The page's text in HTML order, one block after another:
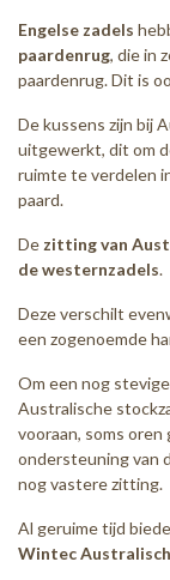
Engelse zadels
paardenrug, die in
paardenrug. Dit is
De kussens zijn bij
uitgewerkt, dit om
ruimte te verdelen
paard.
De zitting van
de westernzadels.
Deze verschilt
een zogenoemde
Om een nog
Australische
vooraan, soms
ondersteuning van
nog vastere zitting.
Al geruime tijd
Wintec